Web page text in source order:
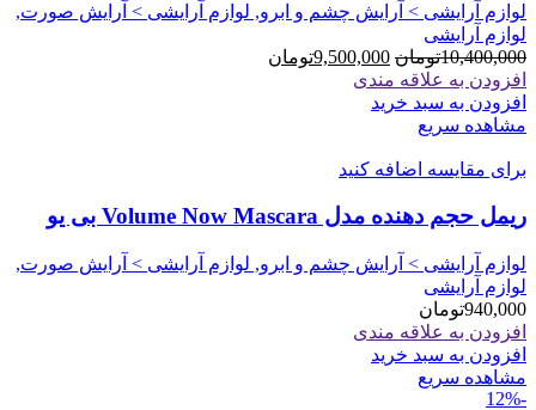
لوازم آرایشی > آرایش چشم و ابرو, لوازم آرایشی > آرایش صورت,
لوازم آرایشی
10,400,000تومان قیمت
اصلی
9,500,000تومان
افزودن به علاقه مندی
افزودن به سبد خرید
مشاهده سریع
برای مقایسه اضافه کنید
ریمل حجم دهنده مدل Volume Now Mascara بی یو
لوازم آرایشی > آرایش چشم و ابرو, لوازم آرایشی > آرایش صورت,
لوازم آرایشی
940,000تومان
افزودن به علاقه مندی
افزودن به سبد خرید
مشاهده سریع
-12%